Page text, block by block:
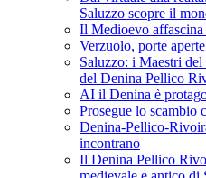
Saluzzo scopre il
Il Medioevo
Verzuolo, porte
Saluzzo: i Maestri
del Denina Pellico
AI il Denina è
Prosegue lo scambio
Denina-Pellico-
incontrano
Il Denina Pellico